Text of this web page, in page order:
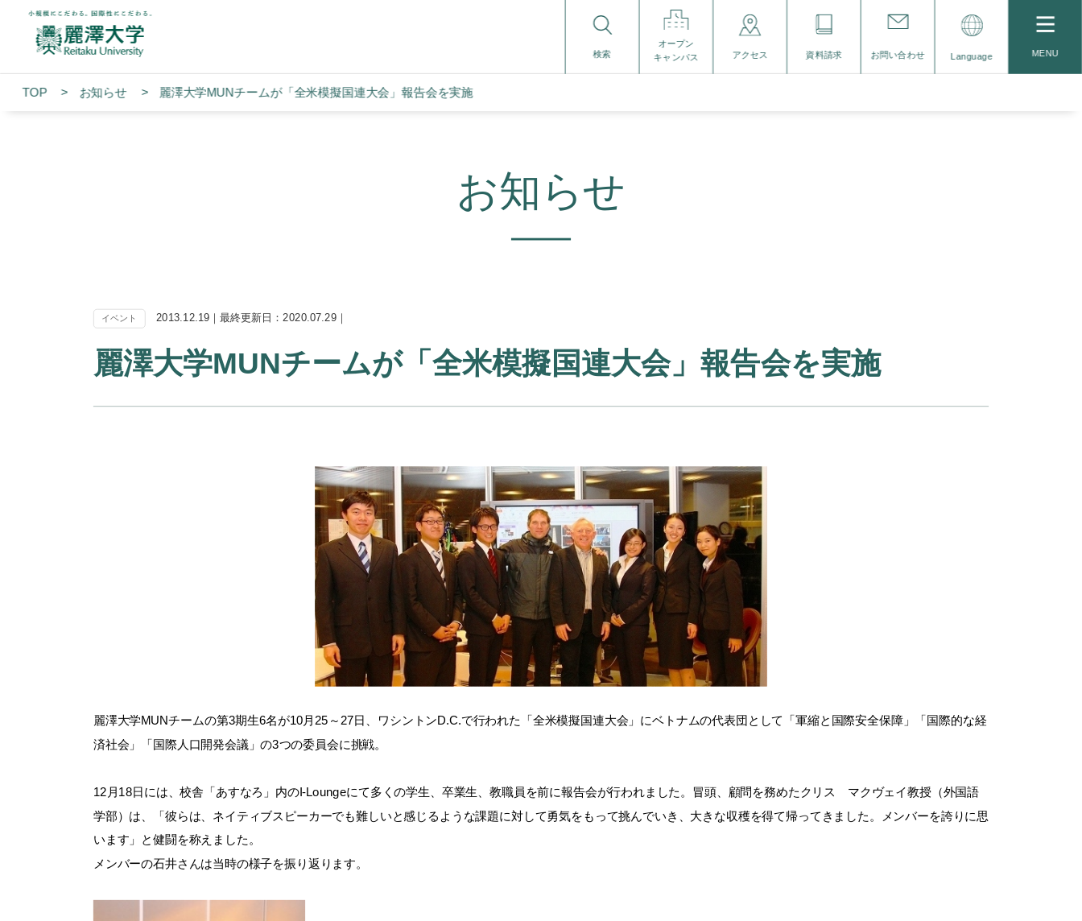
検索
オープン
キャンパス アクセス 資料請求 お問い合わせ Language MENU
TOP お知らせ 麗澤大学MUNチームが「全米模擬国連大会」報告会を実施
お知らせ
イベント 2013.12.19｜最終更新日：2020.07.29｜
麗澤大学MUNチームが「全米模擬国連大会」報告会を実施
麗澤大学MUNチームの第3期生6名が10月25～27日、ワシントンD.C.で行われた「全米模擬国連大会」にベトナムの代表団として「軍縮と国際安全保障」「国際的な経
済社会」「国際人口開発会議」の3つの委員会に挑戦。
12月18日には、校舎「あすなろ」内のI-Loungeにて多くの学生、卒業生、教職員を前に報告会が行われました。冒頭、顧問を務めたクリス マクヴェイ教授（外国語
学部）は、「彼らは、ネイティブスピーカーでも難しいと感じるような課題に対して勇気をもって挑んでいき、大きな収穫を得て帰ってきました。メンバーを誇りに思
います」と健闘を称えました。
メンバーの石井さんは当時の様子を振り返ります。